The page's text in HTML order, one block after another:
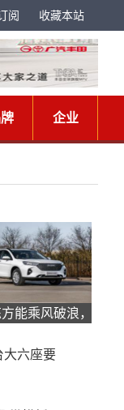
阅 收藏本站
企业
能乘风破浪，哈弗
大六座要